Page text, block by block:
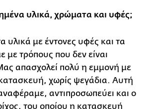
υλικά, χρώματα και υφές;
υλικά με έντονες υφές και τα
με τρόπους που δεν είναι
απασχολεί πολύ η εμμονή με
χωρίς ψεγάδια. Αυτή
αντιπροσωπεύει και ο
του οποίου η κατασκευή